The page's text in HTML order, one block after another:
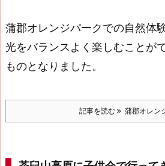
蒲郡オレンジパークでの自然体
光をバランスよく楽しむことが
ものとなりました。
記事を読む 蒲郡オレン